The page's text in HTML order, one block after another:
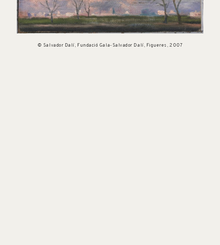
© Salvador Dalí, Fundació Gala-Salvador Dalí, Figueres, 2007